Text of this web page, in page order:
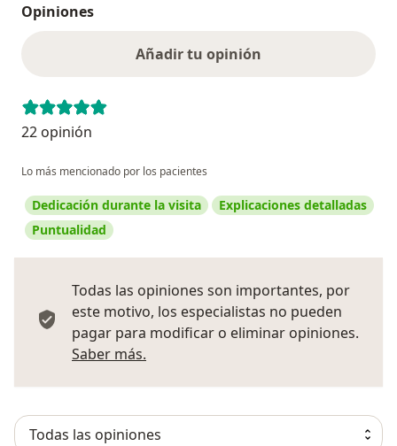
Opiniones
Añadir tu opinión
22 opinión
Lo más mencionado por los pacientes
Dedicación durante la visita
Explicaciones detalladas
Puntualidad
Todas las opiniones son importantes, por
este motivo, los especialistas no pueden
pagar para modificar o eliminar opiniones.
Saber más.